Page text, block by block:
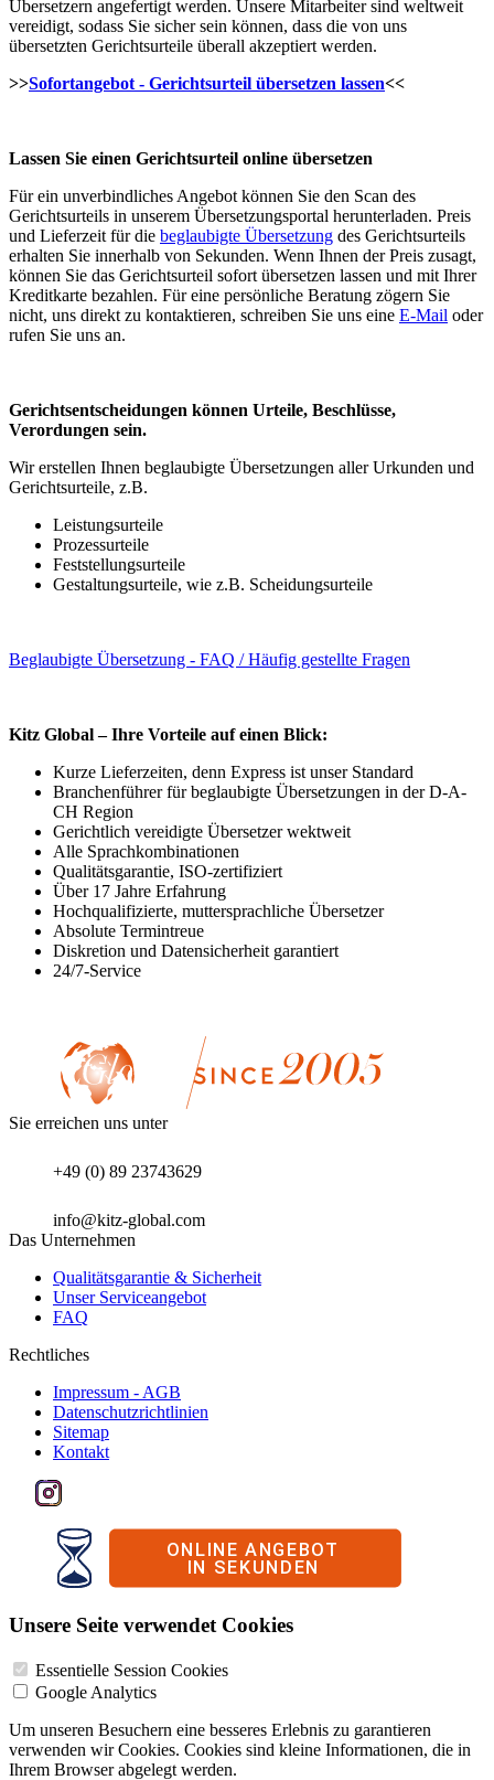
Übersetzern angefertigt werden. Unsere Mitarbeiter sind weltweit
vereidigt, sodass Sie sicher sein können, dass die von uns
übersetzten Gerichtsurteile überall akzeptiert werden.
>>Sofortangebot - Gerichtsurteil übersetzen lassen<<
Lassen Sie einen Gerichtsurteil online übersetzen
Für ein unverbindliches Angebot können Sie den Scan des
Gerichtsurteils in unserem Übersetzungsportal herunterladen. Preis
und Lieferzeit für die beglaubigte Übersetzung des Gerichtsurteils
erhalten Sie innerhalb von Sekunden. Wenn Ihnen der Preis zusagt,
können Sie das Gerichtsurteil sofort übersetzen lassen und mit Ihrer
Kreditkarte bezahlen. Für eine persönliche Beratung zögern Sie
nicht, uns direkt zu kontaktieren, schreiben Sie uns eine E-Mail oder
rufen Sie uns an.
Gerichtsentscheidungen können Urteile, Beschlüsse,
Verordungen sein.
Wir erstellen Ihnen beglaubigte Übersetzungen aller Urkunden und
Gerichtsurteile, z.B.
Leistungsurteile
Prozessurteile
Feststellungsurteile
Gestaltungsurteile, wie z.B. Scheidungsurteile
Beglaubigte Übersetzung - FAQ / Häufig gestellte Fragen
Kitz Global – Ihre Vorteile auf einen Blick:
Kurze Lieferzeiten, denn Express ist unser Standard
Branchenführer für beglaubigte Übersetzungen in der D-A-
CH Region
Gerichtlich vereidigte Übersetzer wektweit
Alle Sprachkombinationen
Qualitätsgarantie, ISO-zertifiziert
Über 17 Jahre Erfahrung
Hochqualifizierte, muttersprachliche Übersetzer
Absolute Termintreue
Diskretion und Datensicherheit garantiert
24/7-Service
Sie erreichen uns unter
+49 (0) 89 23743629
info@kitz-global.com
Das Unternehmen
Qualitätsgarantie & Sicherheit
Unser Serviceangebot
FAQ
Rechtliches
Impressum - AGB
Datenschutzrichtlinien
Sitemap
Kontakt
Unsere Seite verwendet Cookies
Essentielle Session Cookies
Google Analytics
Um unseren Besuchern eine besseres Erlebnis zu garantieren
verwenden wir Cookies. Cookies sind kleine Informationen, die in
Ihrem Browser abgelegt werden.